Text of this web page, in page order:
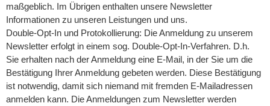
maßgeblich. Im Übrigen enthalten unsere Newsletter
Informationen zu unseren Leistungen und uns.
Double-Opt-In und Protokollierung: Die Anmeldung zu unserem
Newsletter erfolgt in einem sog. Double-Opt-In-Verfahren. D.h.
Sie erhalten nach der Anmeldung eine E-Mail, in der Sie um die
Bestätigung Ihrer Anmeldung gebeten werden. Diese Bestätigung
ist notwendig, damit sich niemand mit fremden E-Mailadressen
anmelden kann. Die Anmeldungen zum Newsletter werden